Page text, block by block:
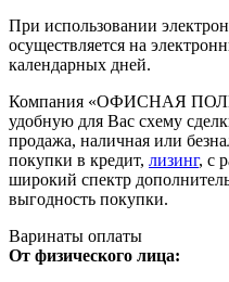
При использовании
осуществляется на
календарных дней.
Компания «ОФИСНАЯ
удобную для Вас схему
продажа, наличная или
покупки в кредит, лизинг, с
широкий спектр
выгодность покупки.
Варинаты оплаты
От физического лица: